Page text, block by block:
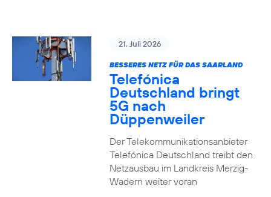
21. Juli 2026
BESSERES NETZ FÜR DAS SAARLAND
Telefónica
Deutschland bringt
5G nach
Düppenweiler
Der Telekommunikationsanbieter
Telefónica Deutschland treibt den
Netzausbau im Landkreis Merzig-
Wadern weiter voran